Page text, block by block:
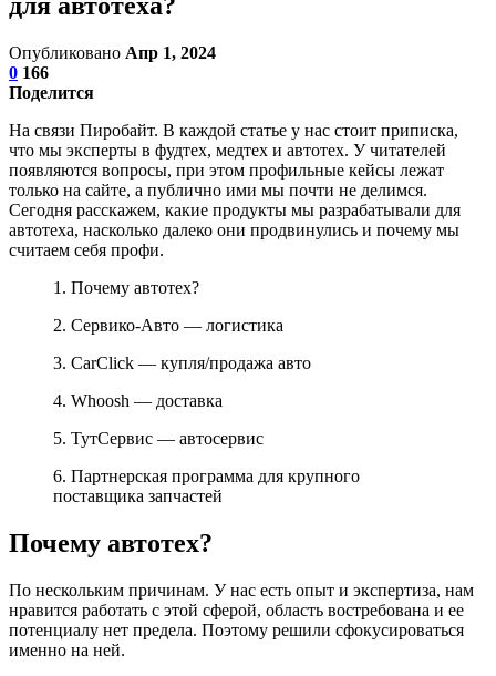
Опубликовано Апр 1, 2024
0 166
Поделится
На связи Пиробайт. В каждой статье у нас стоит приписка,
что мы эксперты в фудтех, медтех и автотех. У читателей
появляются вопросы, при этом профильные кейсы лежат
только на сайте, а публично ими мы почти не делимся.
Сегодня расскажем, какие продукты мы разрабатывали для
автотеха, насколько далеко они продвинулись и почему мы
считаем себя профи.
1. Почему автотех?
2. Сервико-Авто — логистика
3. CarClick — купля/продажа авто
4. Whoosh — доставка
5. ТутСервис — автосервис
6. Партнерская программа для крупного
поставщика запчастей
Почему автотех?
По нескольким причинам. У нас есть опыт и экспертиза, нам
нравится работать с этой сферой, область востребована и ее
потенциалу нет предела. Поэтому решили сфокусироваться
именно на ней.